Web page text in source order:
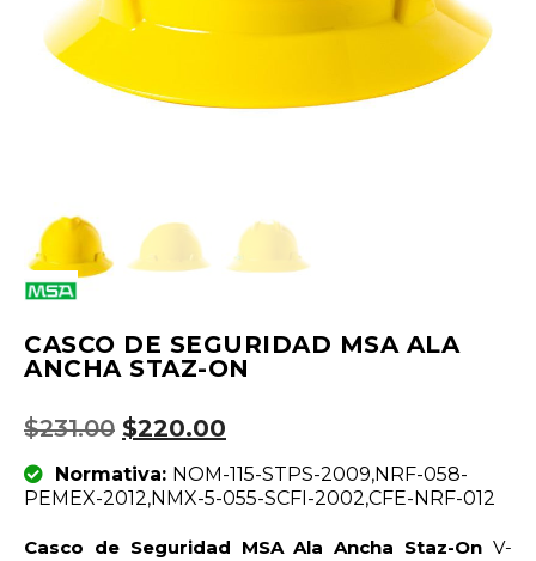
CASCO DE SEGURIDAD MSA ALA
ANCHA STAZ-ON
$231.00 $220.00
Normativa: NOM-115-STPS-2009,NRF-058-
PEMEX-2012,NMX-5-055-SCFI-2002,CFE-NRF-012
Casco de Seguridad MSA Ala Ancha Staz-On V-